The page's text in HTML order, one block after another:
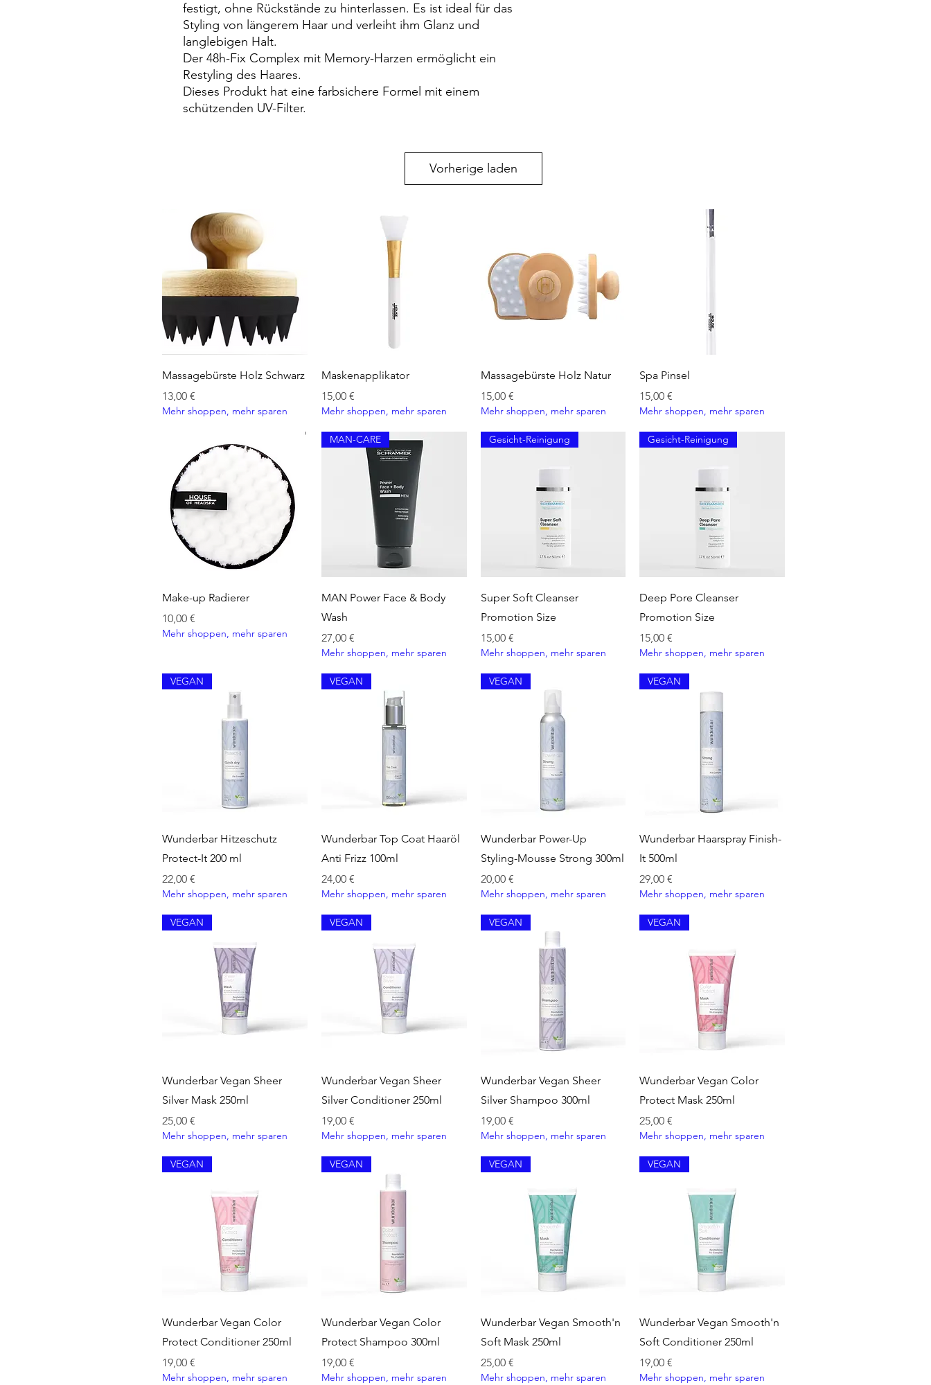
festigt, ohne Rückstände zu hinterlassen. Es ist ideal für das
Styling von längerem Haar und verleiht ihm Glanz und
langlebigen Halt.
Der 48h-Fix Complex mit Memory-Harzen ermöglicht ein
Restyling des Haares.
Dieses Produkt hat eine farbsichere Formel mit einem
schützenden UV-Filter.
Vorherige laden
Schnellansicht
Massagebürste Holz Schwarz
Preis
13,00 €
Mehr shoppen, mehr sparen
Schnellansicht
Maskenapplikator
Preis
15,00 €
Mehr shoppen, mehr sparen
Schnellansicht
Massagebürste Holz Natur
Preis
15,00 €
Mehr shoppen, mehr sparen
Schnellansicht
Spa Pinsel
Preis
15,00 €
Mehr shoppen, mehr sparen
Schnellansicht
Make-up Radierer
Preis
10,00 €
Mehr shoppen, mehr sparen
Schnellansicht
MAN-CARE
MAN Power Face & Body
Wash
Preis
27,00 €
Mehr shoppen, mehr sparen
Schnellansicht
Gesicht-Reinigung
Super Soft Cleanser
Promotion Size
Preis
15,00 €
Mehr shoppen, mehr sparen
Schnellansicht
Gesicht-Reinigung
Deep Pore Cleanser
Promotion Size
Preis
15,00 €
Mehr shoppen, mehr sparen
Schnellansicht
VEGAN
Wunderbar Hitzeschutz
Protect-It 200 ml
Preis
22,00 €
Mehr shoppen, mehr sparen
Schnellansicht
VEGAN
Wunderbar Top Coat Haaröl
Anti Frizz 100ml
Preis
24,00 €
Mehr shoppen, mehr sparen
Schnellansicht
VEGAN
Wunderbar Power-Up
Styling-Mousse Strong 300ml
Preis
20,00 €
Mehr shoppen, mehr sparen
Schnellansicht
VEGAN
Wunderbar Haarspray Finish-
It 500ml
Preis
29,00 €
Mehr shoppen, mehr sparen
Schnellansicht
VEGAN
Wunderbar Vegan Sheer
Silver Mask 250ml
Preis
25,00 €
Mehr shoppen, mehr sparen
Schnellansicht
VEGAN
Wunderbar Vegan Sheer
Silver Conditioner 250ml
Preis
19,00 €
Mehr shoppen, mehr sparen
Schnellansicht
VEGAN
Wunderbar Vegan Sheer
Silver Shampoo 300ml
Preis
19,00 €
Mehr shoppen, mehr sparen
Schnellansicht
VEGAN
Wunderbar Vegan Color
Protect Mask 250ml
Preis
25,00 €
Mehr shoppen, mehr sparen
Schnellansicht
VEGAN
Wunderbar Vegan Color
Protect Conditioner 250ml
Preis
19,00 €
Mehr shoppen, mehr sparen
Schnellansicht
VEGAN
Wunderbar Vegan Color
Protect Shampoo 300ml
Preis
19,00 €
Mehr shoppen, mehr sparen
Schnellansicht
VEGAN
Wunderbar Vegan Smooth'n
Soft Mask 250ml
Preis
25,00 €
Mehr shoppen, mehr sparen
Schnellansicht
VEGAN
Wunderbar Vegan Smooth'n
Soft Conditioner 250ml
Preis
19,00 €
Mehr shoppen, mehr sparen